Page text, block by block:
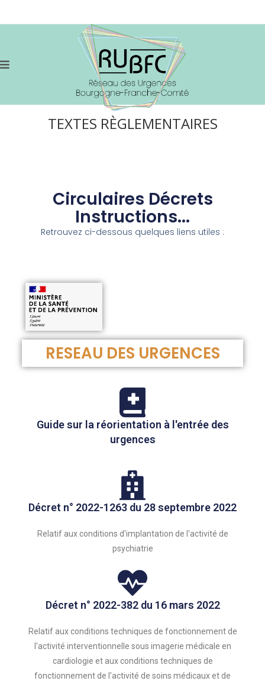
TEXTES RÈGLEMENTAIRES
Circulaires Décrets
Instructions...
Retrouvez ci-dessous quelques liens utiles :
RESEAU DES URGENCES
Guide sur la réorientation à l'entrée des
urgences
Décret n° 2022-1263 du 28 septembre 2022
Relatif aux conditions d'implantation de l'activité de
psychiatrie
Décret n° 2022-382 du 16 mars 2022
Relatif aux conditions techniques de fonctionnement de
l'activité interventionnelle sous imagerie médicale en
cardiologie et aux conditions techniques de
fonctionnement de l'activité de soins médicaux et de